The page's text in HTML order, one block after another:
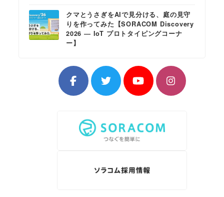
クマとうさぎをAIで見分ける、庭の見守
りを作ってみた【SORACOM Discovery
2026 ― IoT プロトタイピングコーナ
ー】